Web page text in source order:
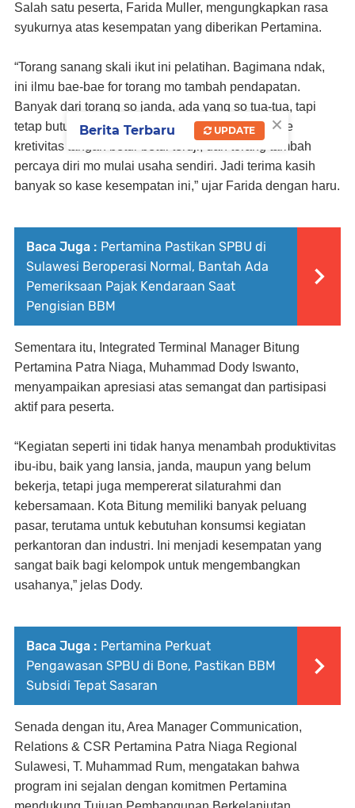
Salah satu peserta, Farida Muller, mengungkapkan rasa
syukurnya atas kesempatan yang diberikan Pertamina.
“Torang sanang skali ikut ini pelatihan. Bagimana ndak,
ini ilmu bae-bae for torang mo tambah pendapatan.
Banyak dari torang so janda, ada yang so tua-tua, tapi
tetap butuh pemasukan. Di pelatihan ini torang pe
kretivitas tangan betul-betul teruji, dan torang tambah
percaya diri mo mulai usaha sendiri. Jadi terima kasih
banyak so kase kesempatan ini,” ujar Farida dengan haru.
Baca Juga : Pertamina Pastikan SPBU di
Sulawesi Beroperasi Normal, Bantah Ada
Pemeriksaan Pajak Kendaraan Saat
Pengisian BBM
Sementara itu, Integrated Terminal Manager Bitung
Pertamina Patra Niaga, Muhammad Dody Iswanto,
menyampaikan apresiasi atas semangat dan partisipasi
aktif para peserta.
“Kegiatan seperti ini tidak hanya menambah produktivitas
ibu-ibu, baik yang lansia, janda, maupun yang belum
bekerja, tetapi juga mempererat silaturahmi dan
kebersamaan. Kota Bitung memiliki banyak peluang
pasar, terutama untuk kebutuhan konsumsi kegiatan
perkantoran dan industri. Ini menjadi kesempatan yang
sangat baik bagi kelompok untuk mengembangkan
usahanya,” jelas Dody.
Baca Juga : Pertamina Perkuat
Pengawasan SPBU di Bone, Pastikan BBM
Subsidi Tepat Sasaran
Senada dengan itu, Area Manager Communication,
Relations & CSR Pertamina Patra Niaga Regional
Sulawesi, T. Muhammad Rum, mengatakan bahwa
program ini sejalan dengan komitmen Pertamina
×
Berita Terbaru UPDATE